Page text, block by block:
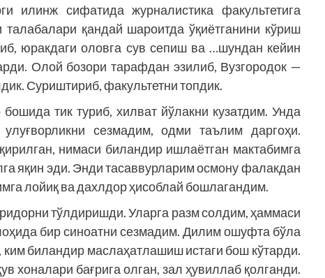
илинж сифатида журналистика факультетига
талабалари қандай шароитда ўқиётганини кўриш
юракдаги оловга сув сепиш ва …шундан кейин
Олой бозори тарафдан эзилиб, Вузгородок —
Суриштириб, факультетни топдик.
тик туриб, хилват йўлакни кузатдим. Унда
улуғворликни сезмадим, одми таълим даргоҳи.
нимаси биландир ишлаётган мактабимга
яқин эди. Энди тасаввурларим осмону фалакдан
лойиқ ва дахлдор ҳисоблай бошлагандим.
тўлдиришди. Уларга разм солдим, ҳаммаси
бир синоатни сезмадим. Дилим ошуфта бўла
биландир маслаҳатлашиш истаги бош кўтарди.
хоналари бағрига олган, зал ҳувиллаб қолганди.